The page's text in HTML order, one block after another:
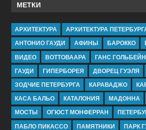
МЕТКИ
АРХИТЕКТУРА
АРХИТЕКТУРА
АНТОНИО ГАУДИ
АФИНЫ БАРОККО
ВИДЕО
ВОТТОВААРА
ГАНС
ГАУДИ
ГИПЕРБОРЕЯ ДВОРЕЦ ГУЭЛЯ
ЗОДЧИЕ ПЕТЕРБУРГА
КАРАВАДЖО
КАСА БАЛЬО
КАТАЛОНИЯ МАДОННА
МОСТЫ
ОГЮСТ МОНФЕРРАН
ПАБЛО ПИКАССО
ПАМЯТНИКИ ПАРК